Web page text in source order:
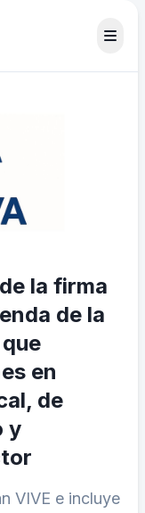
la firma
de la
en
de
y
VIVE e incluye